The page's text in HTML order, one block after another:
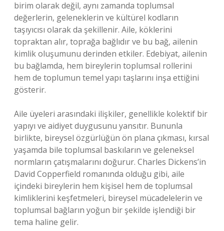
birim olarak değil, aynı zamanda toplumsal
değerlerin, geleneklerin ve kültürel kodların
taşıyıcısı olarak da şekillenir. Aile, köklerini
topraktan alır, toprağa bağlıdır ve bu bağ, ailenin
kimlik oluşumunu derinden etkiler. Edebiyat, ailenin
bu bağlamda, hem bireylerin toplumsal rollerini
hem de toplumun temel yapı taşlarını inşa ettiğini
gösterir.
Aile üyeleri arasındaki ilişkiler, genellikle kolektif bir
yapıyı ve aidiyet duygusunu yansıtır. Bununla
birlikte, bireysel özgürlüğün ön plana çıkması, kırsal
yaşamda bile toplumsal baskıların ve geleneksel
normların çatışmalarını doğurur. Charles Dickens’in
David Copperfield romanında olduğu gibi, aile
içindeki bireylerin hem kişisel hem de toplumsal
kimliklerini keşfetmeleri, bireysel mücadelelerin ve
toplumsal bağların yoğun bir şekilde işlendiği bir
tema haline gelir.